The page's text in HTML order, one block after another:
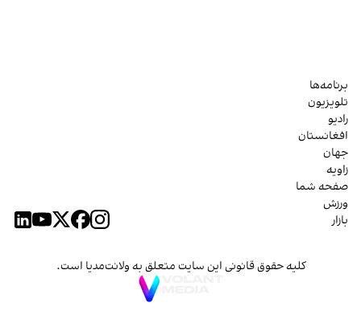
برنامه‌ها
تلویزیون
رادیو
افغانستان
جهان
زاویه
صفحه شما
ورزش
بازار
کلیه حقوق قانونی این سایت متعلق به ولانت‌مدیا است.